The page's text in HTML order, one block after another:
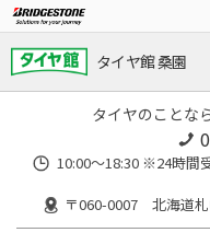
タイヤ館 桑園
タイヤのことな
10:00～18:30 ※24時間
〒060-0007 北海道